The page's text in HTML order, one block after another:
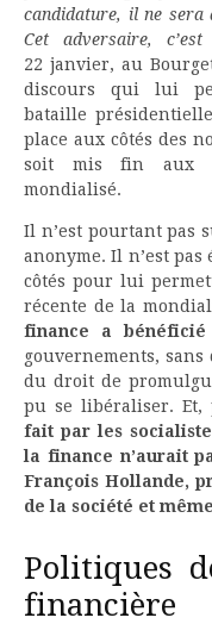
candidature, il ne sera
Cet adversaire,
22 janvier, au
discours qui lui
bataille
place aux côtés des
soit mis fin aux
mondialisé.
Il n’est pourtant pas
anonyme. Il n’est
côtés pour lui
récente de la
finance a
gouvernements,
du droit de
pu se libéraliser. Et,
fait par les
la finance n’aurait
François Hollande,
de la société et
Politiques
financière